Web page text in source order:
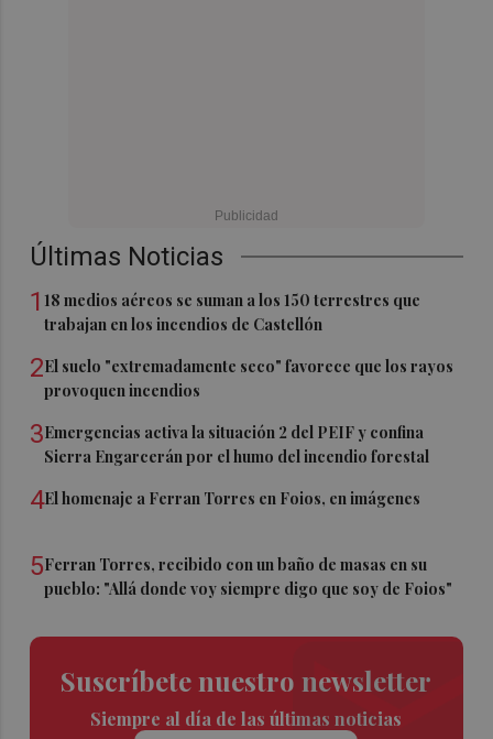
Últimas Noticias
1 18 medios aéreos se suman a los 150 terrestres que
trabajan en los incendios de Castellón
2El suelo "extremadamente seco" favorece que los rayos
provoquen incendios
3Emergencias activa la situación 2 del PEIF y confina
Sierra Engarcerán por el humo del incendio forestal
4El homenaje a Ferran Torres en Foios, en imágenes
5Ferran Torres, recibido con un baño de masas en su
pueblo: "Allá donde voy siempre digo que soy de Foios"
Suscríbete nuestro newsletter
Siempre al día de las últimas noticias